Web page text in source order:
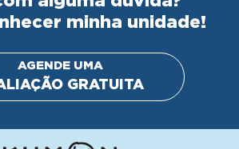
IR PARA O SITE